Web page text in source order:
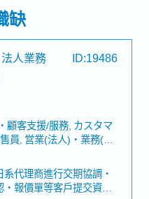
缺
人業務 ID:19486
顧客支援/服務, カスタマ
員, 営業(法人)・業務(法
事務/受付・業務/內勤/窗
系代理商進行交期協調・
報價單等客戶提交資料